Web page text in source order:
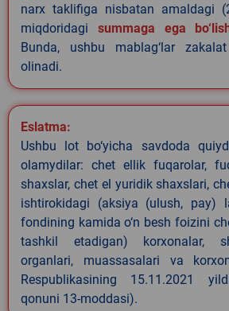
narx taklifiga nisbatan amaldagi
miqdoridagi summaga ega
Bunda, ushbu mablag‘lar
olinadi.
Eslatma:
Ushbu lot bo‘yicha savdoda
olamydilar: chet ellik fuqarolar,
shaxslar, chet el yuridik shaxslari,
ishtirokidagi (aksiya (ulush, pay)
fondining kamida o‘n besh foizini
tashkil etadigan) korxonalar,
organlari, muassasalari va
Respublikasining 15.11.2021
qonuni 13-moddasi).